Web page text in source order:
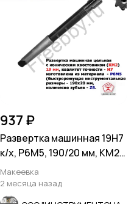
937 ₽
Развертка машинная 19Н7
к/х, Р6М5, 190/20 мм, КМ2,
Z8, ВИЗ, СССР.
Макеевка
2 месяца назад